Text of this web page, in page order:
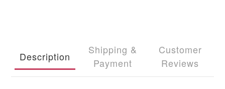
Description
Shipping &
Payment
Customer
Reviews